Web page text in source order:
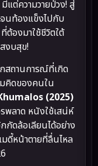
แต่ความวายป่วง! สู่
นท้องแข็งไปกับ
องมาใช้ชีวิตใต้
งบสุข!
สถานการณ์ที่เกิด
คิดของคนใน
(2025)
พลาด หนังใช้เสน่ห์
กัดล้อเลียนได้อย่าง
ดี้หน้าตายที่ลื่นไหล